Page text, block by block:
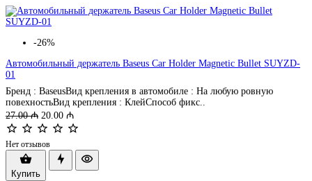
-26%
Автомобильный держатель Baseus Car Holder Magnetic Bullet SUYZD-
01
Бренд : BaseusВид крепления в автомобиле : На любую ровную
повехностьВид крепления : КлейСпособ фикс..
27.00 ₼ 20.00 ₼
Нет отзывов
Купить